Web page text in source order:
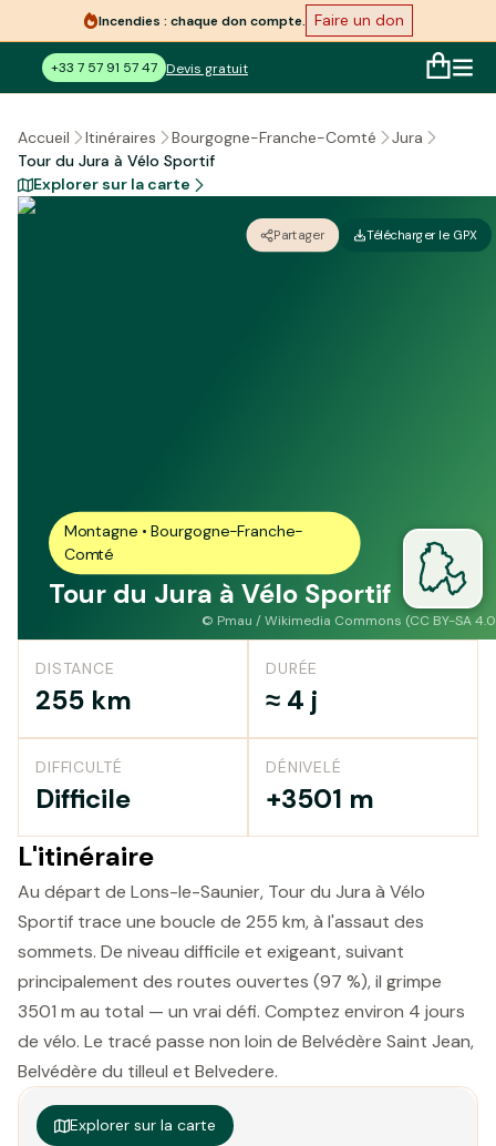
Incendies : chaque don compte. Faire un don
+33 7 57 91 57 47 Devis gratuit
Accueil Itinéraires Bourgogne-Franche-Comté
Jura
Tour du Jura à Vélo Sportif
Explorer sur la carte
Partager Télécharger le GPX
Montagne • Bourgogne-Franche-
Comté
Tour du Jura à Vélo Sportif
© Pmau / Wikimedia Commons (CC BY-SA
DISTANCE
255 km
DURÉE
≈ 4 j
DIFFICULTÉ
Difficile
DÉNIVELÉ
+3501 m
L'itinéraire
Au départ de Lons-le-Saunier, Tour du Jura à Vélo
Sportif trace une boucle de 255 km, à l'assaut des
sommets. De niveau difficile et exigeant, suivant
principalement des routes ouvertes (97 %), il grimpe
3501 m au total — un vrai défi. Comptez environ 4 jours
de vélo. Le tracé passe non loin de Belvédère Saint Jean,
Belvédère du tilleul et Belvedere.
Explorer sur la carte